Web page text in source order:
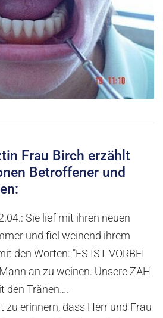
Frau Birch erzählt
Betroffener und
Sie lief mit ihren neuen
und fiel weinend ihrem
den Worten: "ES IST VORBEI
an zu weinen. Unsere ZAH
den Tränen….
zu erinnern, dass Herr und Frau